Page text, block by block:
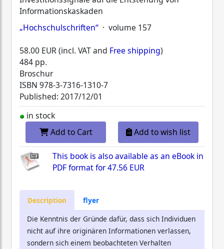
Informationskaskaden
„Hochschulschriften“ · volume 157
58.00 EUR (incl. VAT and Free shipping)
484 pp.
Broschur
ISBN 978-3-7316-1310-7
Published: 2017/12/01
in stock
Add to Cart
Add to wish list
This book is also available as an eBook in
PDF format for47.56 EUR
Description
flyer
Die Kenntnis der Gründe dafür, dass sich Individuen
nicht auf ihre originären Informationen verlassen,
sondern sich einem beobachteten Verhalten